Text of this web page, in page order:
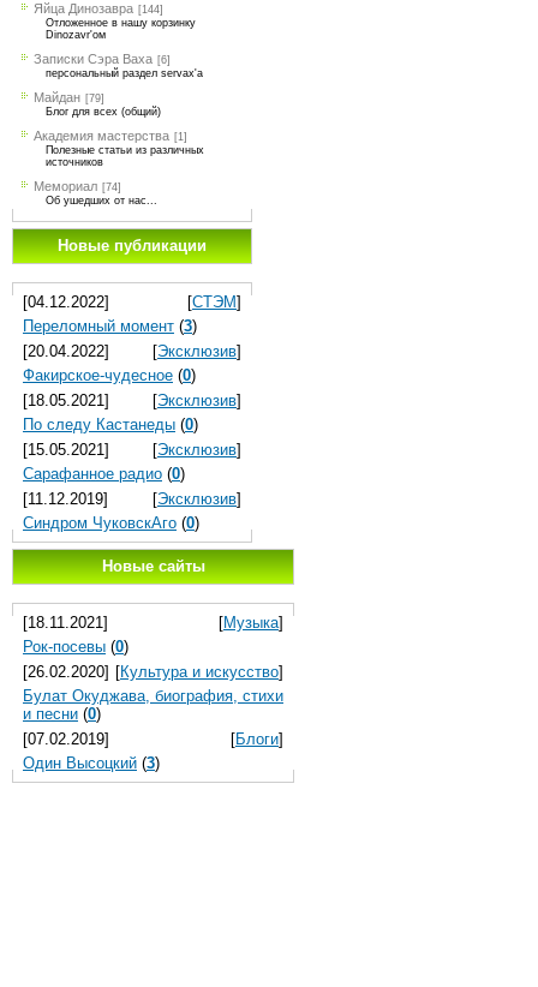
Яйца Динозавра [144]
Отложенное в нашу корзинку
Dinozavr'ом
Записки Сэра Ваха [6]
персональный раздел servax'а
Майдан [79]
Блог для всех (общий)
Академия мастерства [1]
Полезные статьи из различных
источников
Мемориал [74]
Об ушедших от нас...
Новые публикации
[04.12.2022] [СТЭМ]
Переломный момент (3)
[20.04.2022]
[Эксклюзив]
Факирское-чудесное (0)
[18.05.2021]
[Эксклюзив]
По следу Кастанеды (0)
[15.05.2021]
[Эксклюзив]
Сарафанное радио (0)
[11.12.2019]
[Эксклюзив]
Синдром ЧуковскАго (0)
Новые сайты
[18.11.2021] [Музыка]
Рок-посевы (0)
[26.02.2020] [Культура и искусство]
Булат Окуджава, биография, стихи
и песни (0)
[07.02.2019]
[Блоги]
Один Высоцкий (3)